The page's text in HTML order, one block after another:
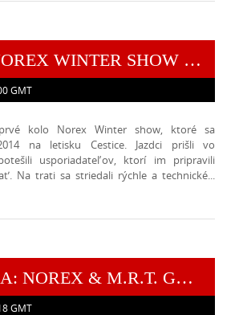
1. KOLO NOREX WINTER SHOW 2014
GMT
kolo Norex Winter show, ktoré sa
na letisku Cestice. Jazdci prišli vo
usporiadateľov, ktorí im pripravili
Na trati sa striedali rýchle a technické...
POZVÁNKA: NOREX & M.R.T. GYMKHANA SHOW 2014
GMT